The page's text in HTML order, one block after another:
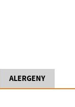
ALERGENY